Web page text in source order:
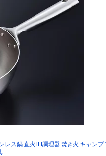
ス鍋 直火 IH調理器 焚き火 キャンプ